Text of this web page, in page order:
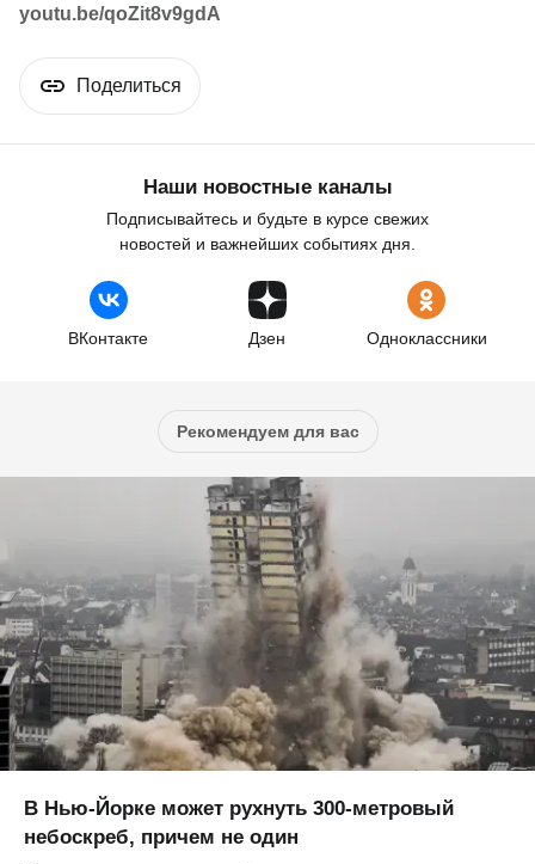
youtu.be/qoZit8v9gdA
Поделиться
Наши новостные каналы
Подписывайтесь и будьте в курсе свежих
новостей и важнейших событиях дня.
ВКонтакте Дзен Одноклассники
Рекомендуем для вас
В Нью-Йорке может рухнуть 300-метровый
небоскреб, причем не один